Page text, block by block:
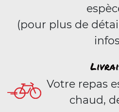
(pour plus de
Votre repas
chaud,